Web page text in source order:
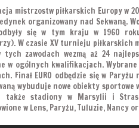
mistrzostw piłkarskich Europy w
organizowany nad Sekwaną.
się w tym kraju w 1960
W czasie XV turnieju piłkarskich
tych zawodach wezmą aż 24
w ogólnych kwalifikacjach.
Finał EURO odbędzie się w
wybuduje nowe obiekty sportowe
także stadiony w Marsylii i
w Lens, Paryżu, Tuluzie, Nancy